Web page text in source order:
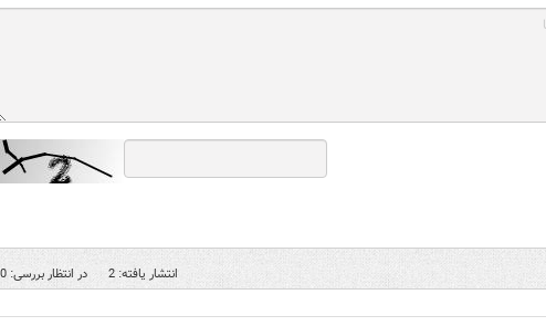
انتشار یافته: 2 در انتظار بررسی: 0